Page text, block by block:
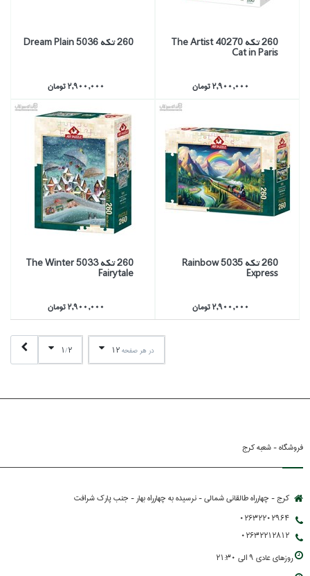
260 تكه 40270 The Artist
Cat in Paris
2,900,000 تومان
260 تكه 5036 Dream Plain
2,900,000 تومان
260 تكه 5035 Rainbow
Express
2,900,000 تومان
260 تكه 5033 The Winter
Fairytale
2,900,000 تومان
در هر صفحه12
1/2
فروشگاه - شعبه کرج
کرج - چهارراه طالقانی شمالی - نرسیده به چهارراه بهار - جنب پارك شرافت
02632202964
02632212812
روزهاي عادي 9 الي 21:30